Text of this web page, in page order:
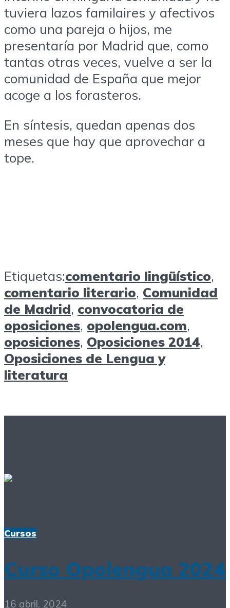
tuviera lazos familaires y afectivos
como una pareja o hijos, me
presentaría por Madrid que, como
tantas otras veces, vuelve a ser la
comunidad de España que mejor
acoge a los forasteros.
En síntesis, quedan apenas dos
meses que hay que aprovechar a
tope.
Etiquetas:comentario lingüístico,
comentario literario, Comunidad
de Madrid, convocatoria de
oposiciones, opolengua.com,
oposiciones, Oposiciones 2014,
Oposiciones de Lengua y
literatura
Cursos
Curso Opolengua 2024
16 abril, 2024